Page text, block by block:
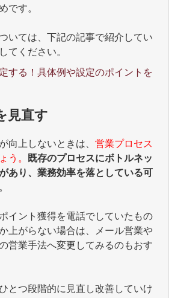
です。
いては、下記の記事で紹介してい
てください。
する！具体例や設定のポイントを
見直す
向上しないときは、 営業プロセス
う。
既存のプロセスにボトルネッ
あり、業務効率を落としている可
イント獲得を電話でしていたもの
上がらない場合は、メール営業や
営業手法へ変更してみるのもおす
とつ段階的に見直し改善していけ